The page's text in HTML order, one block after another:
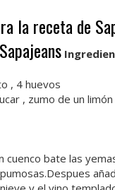
la receta de
, 4 huevos
, zumo de un limón
cuenco bate las